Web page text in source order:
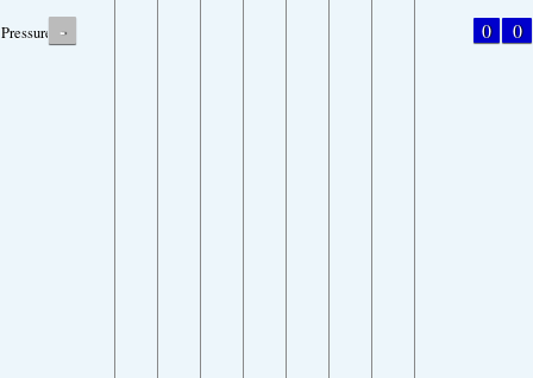
Pressure - 0 0